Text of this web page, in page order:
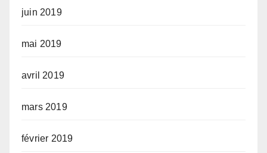
juin 2019
mai 2019
avril 2019
mars 2019
février 2019